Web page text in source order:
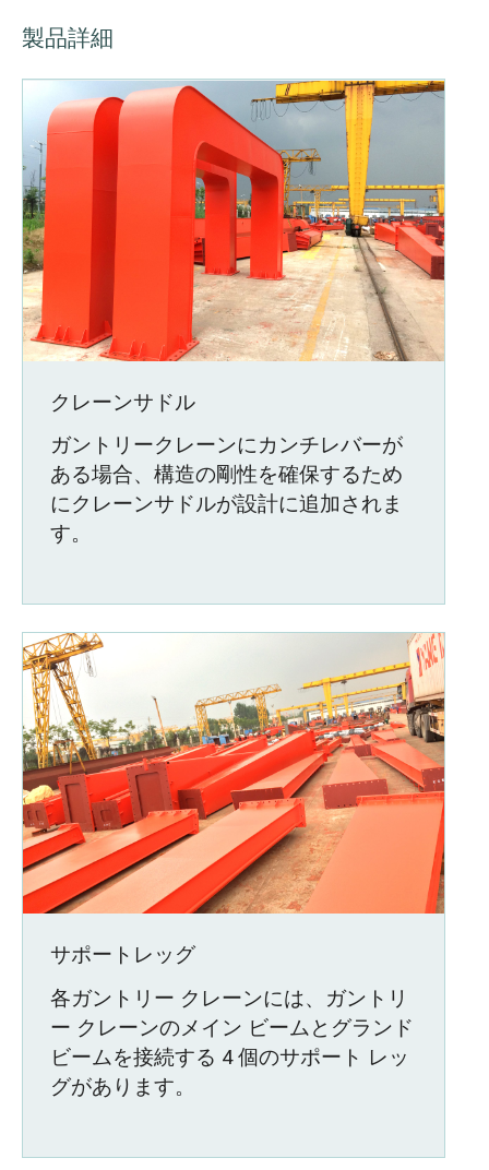
製品詳細
クレーンサドル
ガントリークレーンにカンチレバーが
ある場合、構造の剛性を確保するため
にクレーンサドルが設計に追加されま
す。
サポートレッグ
各ガントリー クレーンには、ガントリ
ー クレーンのメイン ビームとグランド
ビームを接続する 4 個のサポート レッ
グがあります。